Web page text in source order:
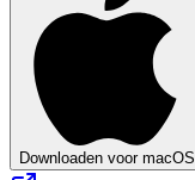
Downloaden voor macOS